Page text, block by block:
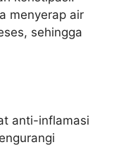
menyerap air
sehingga
anti-inflamasi